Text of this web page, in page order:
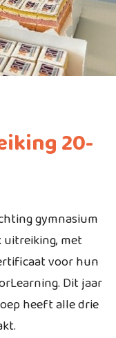
20-
gymnasium
met
voor hun
Dit jaar
heeft alle drie